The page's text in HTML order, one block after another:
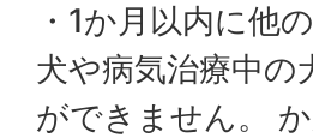
・1か月以内に他
犬や病気治療中の
ができません。